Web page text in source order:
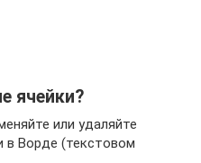
ячейки?
или удаляйте
в Ворде (текстовом